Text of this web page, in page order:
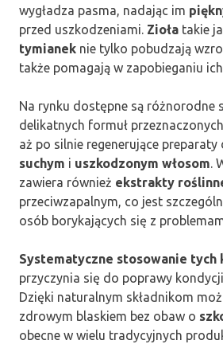
wygładza pasma, nadając im
przed uszkodzeniami. Zioła takie
tymianek nie tylko pobudzają
także pomagają w zapobieganiu
Na rynku dostępne są różnorodne
delikatnych formuł
aż po silnie regenerujące preparaty
suchym i uszkodzonym włosom.
zawiera również ekstrakty
przeciwzapalnym, co jest
osób borykających się z
Systematyczne stosowanie tych
przyczynia się do poprawy
Dzięki naturalnym składnikom
zdrowym blaskiem bez obaw o
obecne w wielu tradycyjnych